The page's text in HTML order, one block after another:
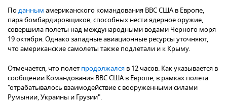
Поданным американского командования ВВС США в Европе,
пара бомбардировщиков, способных нести ядерное оружие,
совершила полеты над международными водами Черного моря
19 октября. Однако западные авиационные ресурсы уточняют,
что американские самолеты также подлетали и к Крыму.
Отмечается, что полет продолжался в 12 часов. Как указывается в
сообщении Командования ВВС США в Европе, в рамках полета
"отрабатывалось взаимодействие с вооруженными силами
Румынии, Украины и Грузии".